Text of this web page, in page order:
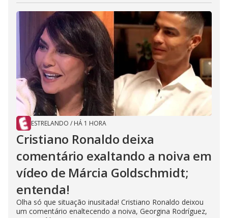
ESTRELANDO / HÁ 1 HORA
Cristiano Ronaldo deixa
comentário exaltando a noiva em
vídeo de Márcia Goldschmidt;
entenda!
Olha só que situação inusitada! Cristiano Ronaldo deixou
um comentário enaltecendo a noiva, Georgina Rodríguez,